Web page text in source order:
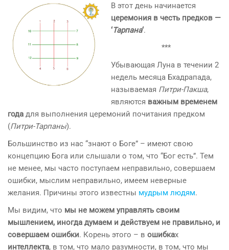
В этот день начинается
церемония в честь предков —
‘Тарпана‘.
***
Убывающая Луна в течении 2
недель месяца Бхадрапада,
называемая Питри-Пакша,
являются важным временем
года для выполнения церемоний почитания предком
(Питри-Тарпаны).
Большинство из нас “знают о Боге” – имеют свою
концепцию Бога или слышали о том, что “Бог есть”. Тем
не менее, мы часто поступаем неправильно, совершаем
ошибки, мыслим неправильно, имеем неверные
желания. Причины этого известны мудрым людям.
Мы видим, что мы не можем управлять своим
мышлением, иногда думаем и действуем не правильно, и
совершаем ошибки. Корень этого – в ошибках
интеллекта, в том, что мало разумности, в том, что мы